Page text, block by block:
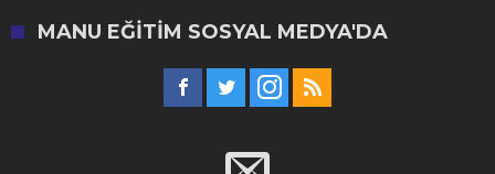
MANU EĞITIM SOSYAL MEDYA'DA